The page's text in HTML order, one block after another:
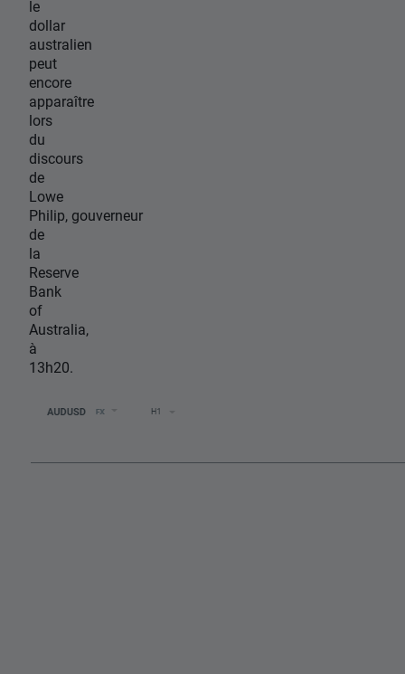
le
dollar
australien
peut
encore
apparaître
lors
du
discours
de
Lowe
Philip, gouverneur
de
la
Reserve
Bank
of
Australia,
à
13h20.